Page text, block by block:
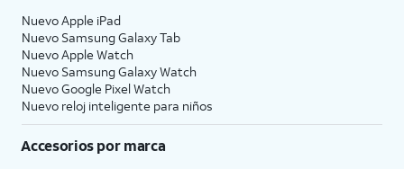
Nuevo Apple iPad
Nuevo Samsung Galaxy Tab
Nuevo Apple Watch
Nuevo Samsung Galaxy Watch
Nuevo Google Pixel Watch
Nuevo reloj inteligente para niños
Accesorios por marca